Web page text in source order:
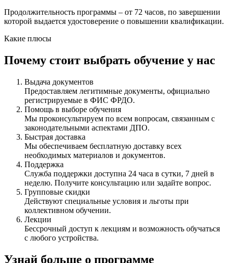
Продолжительность программы – от 72 часов, по завершении
которой выдается удостоверение о повышении квалификации.
Какие плюсы
Почему стоит выбрать обучение у нас
Выдача документов
Предоставляем легитимные документы, официально
регистрируемые в ФИС ФРДО.
Помощь в выборе обучения
Мы проконсультируем по всем вопросам, связанным с
законодательными аспектами ДПО.
Быстрая доставка
Мы обеспечиваем бесплатную доставку всех
необходимых материалов и документов.
Поддержка
Служба поддержки доступна 24 часа в сутки, 7 дней в
неделю. Получите консультацию или задайте вопрос.
Групповые скидки
Действуют специальные условия и льготы при
коллективном обучении.
Лекции
Бессрочный доступ к лекциям и возможность обучаться
с любого устройства.
Узнай больше о программе